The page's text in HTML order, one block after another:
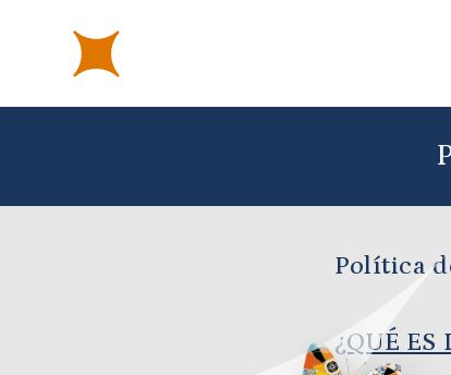
Política
¿QUÉ